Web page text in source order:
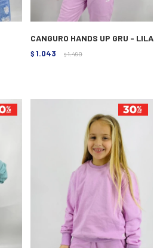
CANGURO HANDS UP GRU - LILA
$ 1.043 $ 1.490